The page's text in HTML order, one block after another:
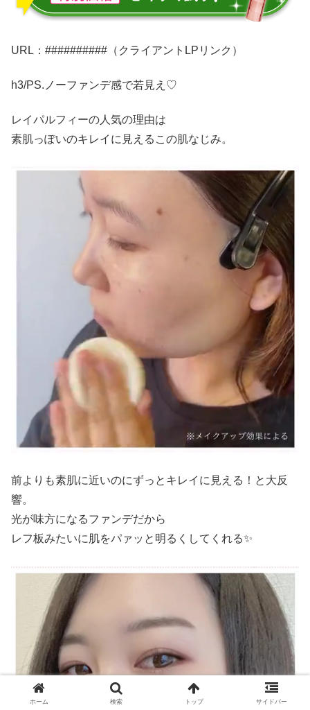
URL：##########（クライアントLPリンク）
h3/PS.ノーファンデ感で若見え♡
レイパルフィーの人気の理由は
素肌っぽいのキレイに見えるこの肌なじみ。
前よりも素肌に近いのにずっとキレイに見える！と大反
響。
光が味方になるファンデだから
レフ板みたいに肌をパァッと明るくしてくれる✨
ホーム 検索 トップ サイドバー